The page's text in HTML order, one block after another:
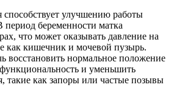
способствует улучшению работы
период беременности матка
что может оказывать давление на
как кишечник и мочевой пузырь.
восстановить нормальное положение
и уменьшить
такие как запоры или частые позывы